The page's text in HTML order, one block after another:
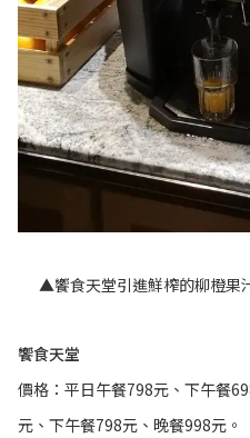
▲饗食天堂引進鮮榨的柳橙果
饗食天堂
價格：平日午餐798元、下午餐
元、下午餐798元、晚餐998元。